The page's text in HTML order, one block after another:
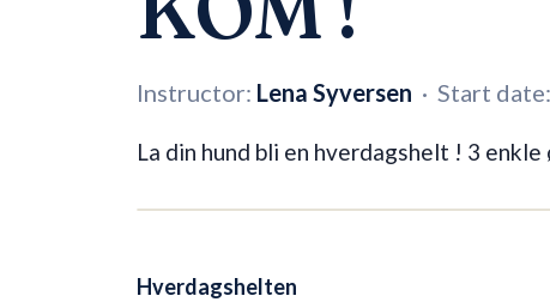
Instructor: Lena Syversen · Start date:
La din hund bli en hverdagshelt ! 3
Hverdagshelten